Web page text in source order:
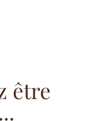
être